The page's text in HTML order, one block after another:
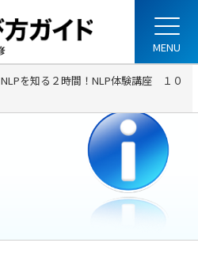
NLPを知る２時間！NLP体験講座 １０